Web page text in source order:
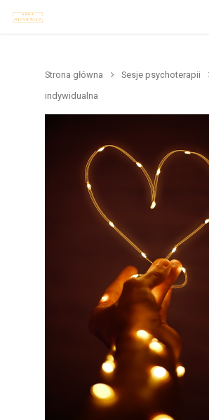
Strona główna Sesje psychoterapii
indywidualna